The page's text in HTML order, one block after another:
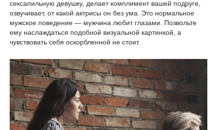
сексапильную девушку, делает комплимент вашей подруге,
озвучивает, от какой актрисы он без ума. Это нормальное
мужское поведение — мужчина любит глазами. Позвольте
ему наслаждаться подобной визуальной картинкой, а
чувствовать себя оскорбленной не стоит.